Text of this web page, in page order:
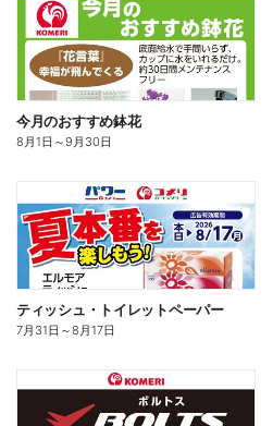
今月のおすすめ鉢花
8月1日 ～9月30日
ティッシュ・トイレットペーパー
7月31日 ～8月17日